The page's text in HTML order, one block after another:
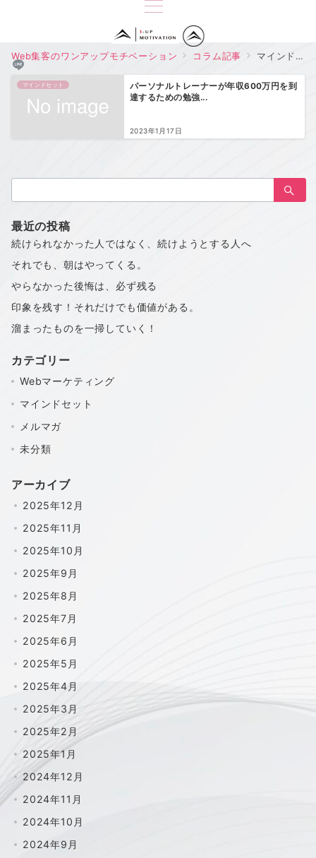
Web集客のワンアップモチベーション コラム記事 マインドセット
マインドセット
パーソナルトレーナーが年収600万円を到
達するための勉強...
2023年1月17日
索：
最近の投稿
続けられなかった人ではなく、続けようとする人へ
それでも、朝はやってくる。
やらなかった後悔は、必ず残る
印象を残す！それだけでも価値がある。
溜まったものを一掃していく！
カテゴリー
Webマーケティング
マインドセット
メルマガ
未分類
アーカイブ
2025年12月
2025年11月
2025年10月
2025年9月
2025年8月
2025年7月
2025年6月
2025年5月
2025年4月
2025年3月
2025年2月
2025年1月
2024年12月
2024年11月
2024年10月
2024年9月